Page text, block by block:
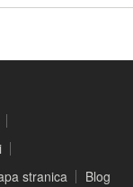
stranica Blog